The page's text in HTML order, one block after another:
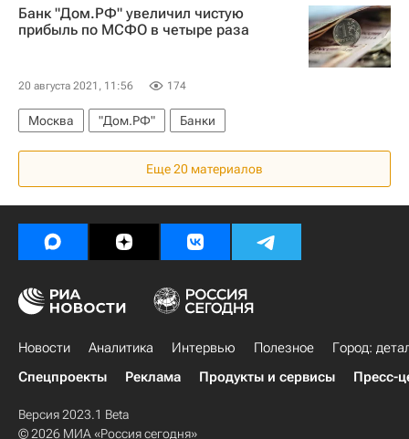
Обманутые дольщики в России
Россия
Банк "Дом.РФ" увеличил чистую
прибыль по МСФО в четыре раза
20 августа 2021, 11:56 174
Москва "Дом.РФ" Банки
Еще 20 материалов
Новости Аналитика Интервью Полезное
Город:
Спецпроекты
Реклама Продукты и сервисы Пресс-
Версия 2023.1 Beta
© 2026 МИА «Россия сегодня»